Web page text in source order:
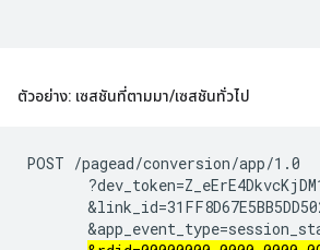
ตัวอย่าง: เซสชันที่ตามมา/เซสชันทั่วไป
POST /pagead/conversion/app/1.0